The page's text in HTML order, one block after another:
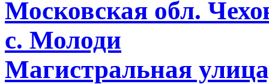
Московская обл.
с. Молоди
Магистральная